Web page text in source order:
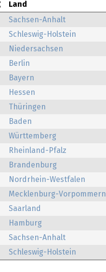
Land
Sachsen-Anhalt
Schleswig-Holstein
Niedersachsen
Berlin
Bayern
Hessen
Thüringen
Baden
Württemberg
Rheinland-Pfalz
Brandenburg
Nordrhein-Westfalen
Mecklenburg-Vorpommern
Saarland
Hamburg
Sachsen-Anhalt
Schleswig-Holstein